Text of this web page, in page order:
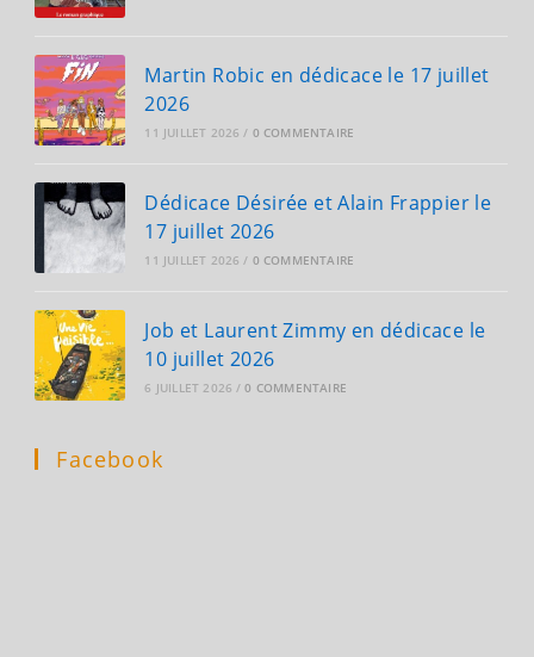
Martin Robic en dédicace le 17 juillet
2026
11 JUILLET 2026 / 0 COMMENTAIRE
Dédicace Désirée et Alain Frappier le
17 juillet 2026
11 JUILLET 2026 / 0 COMMENTAIRE
Job et Laurent Zimmy en dédicace le
10 juillet 2026
6 JUILLET 2026 / 0 COMMENTAIRE
Facebook